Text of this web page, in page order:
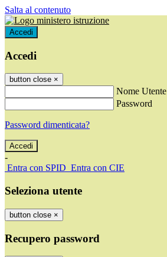
Salta al contenuto
Accedi
Accedi
button close ×
Nome Utente
Password
Password dimenticata?
-
Entra con SPID Entra con CIE
Seleziona utente
button close ×
Recupero password